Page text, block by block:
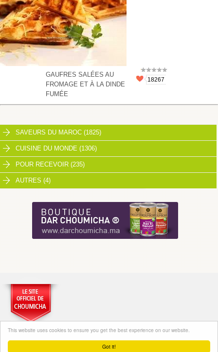
Got it!
This website uses cookies to ensure you get the best experience on our website.
GAUFRES SALÉES AU
FROMAGE ET À LA DINDE
FUMÉE
18267
SAVEURS DU MAROC (1825)
CUISINE DU MONDE (1306)
POUR RECEVOIR (235)
AUTRES (4)